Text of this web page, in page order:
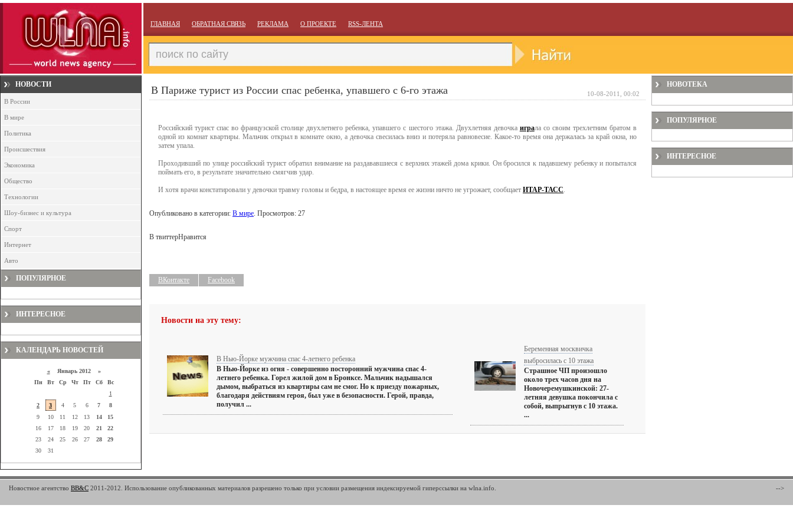
ГЛАВНАЯ ОБРАТНАЯ СВЯЗЬ РЕКЛАМА О ПРОЕКТЕ RSS-ЛЕНТА
НОВОСТИ
В России
В мире
Политика
Происшествия
Экономика
Общество
Технологии
Шоу-бизнес и культура
Спорт
Интернет
Авто
ПОПУЛЯРНОЕ
ИНТЕРЕСНОЕ
КАЛЕНДАРЬ НОВОСТЕЙ
«Январь 2012 »
Пн
Вт Ср Чт Пт Сб
Вс
1
2
3 4 5 6 7
8
9
10 11 12 13 14
15
16
17 18 19 20 21
22
23
24 25 26 27 28
29
30
31
В Париже турист из России спас ребенка, упавшего с 6-го этажа
Российский турист спас во французской столице двухлетнего ребенка, упавшего с шестого этажа. Двухлетняя девочка играла со своим трехлетним братом в
одной из комнат квартиры. Мальчик открыл в комнате окно, а девочка свесилась вниз и потеряла равновесие. Какое-то время она держалась за край окна, но
затем упала.
Проходивший по улице российский турист обратил внимание на раздававшиеся с верхних этажей дома крики. Он бросился к падавшему ребенку и попытался
поймать его, в результате значительно смягчив удар.
И хотя врачи констатировали у девочки травму головы и бедра, в настоящее время ее жизни ничто не угрожает, сообщает ИТАР-ТАСС.
Опубликовано в категории: В мире. Просмотров: 27
В твиттерНравится
ВКонтакте Facebook
Новости на эту тему:
В Нью-Йорке мужчина спас 4-летнего ребенка
В Нью-Йорке из огня - совершенно посторонний мужчина спас 4-
летнего ребенка. Горел жилой дом в Бронксе. Мальчик надышался
дымом, выбраться из квартиры сам не смог. Но к приезду пожарных,
благодаря действиям героя, был уже в безопасности. Герой, правда,
получил ...
Беременная москвичка
выбросилась с 10 этажа
Страшное ЧП произошло
около трех часов дня на
Новочеремушкинской: 27-
летняя девушка покончила с
собой, выпрыгнув с 10 этажа.
...
10-08-2011, 00:02
НОВОТЕКА
ПОПУЛЯРНОЕ
ИНТЕРЕСНОЕ
Новостное агентство BB&C 2011-2012. Использование опубликованных материалов разрешено только при условии размещения индексируемой гиперссылки на wlna.info. -->